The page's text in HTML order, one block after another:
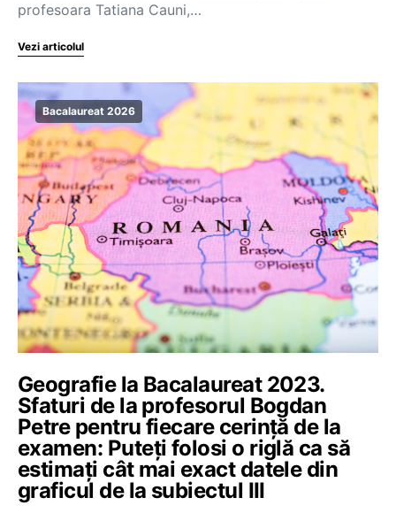
profesoara Tatiana Cauni,…
Vezi articolul
Bacalaureat 2026
Geografie la Bacalaureat 2023.
Sfaturi de la profesorul Bogdan
Petre pentru fiecare cerință de la
examen: Puteți folosi o riglă ca să
estimați cât mai exact datele din
graficul de la subiectul III